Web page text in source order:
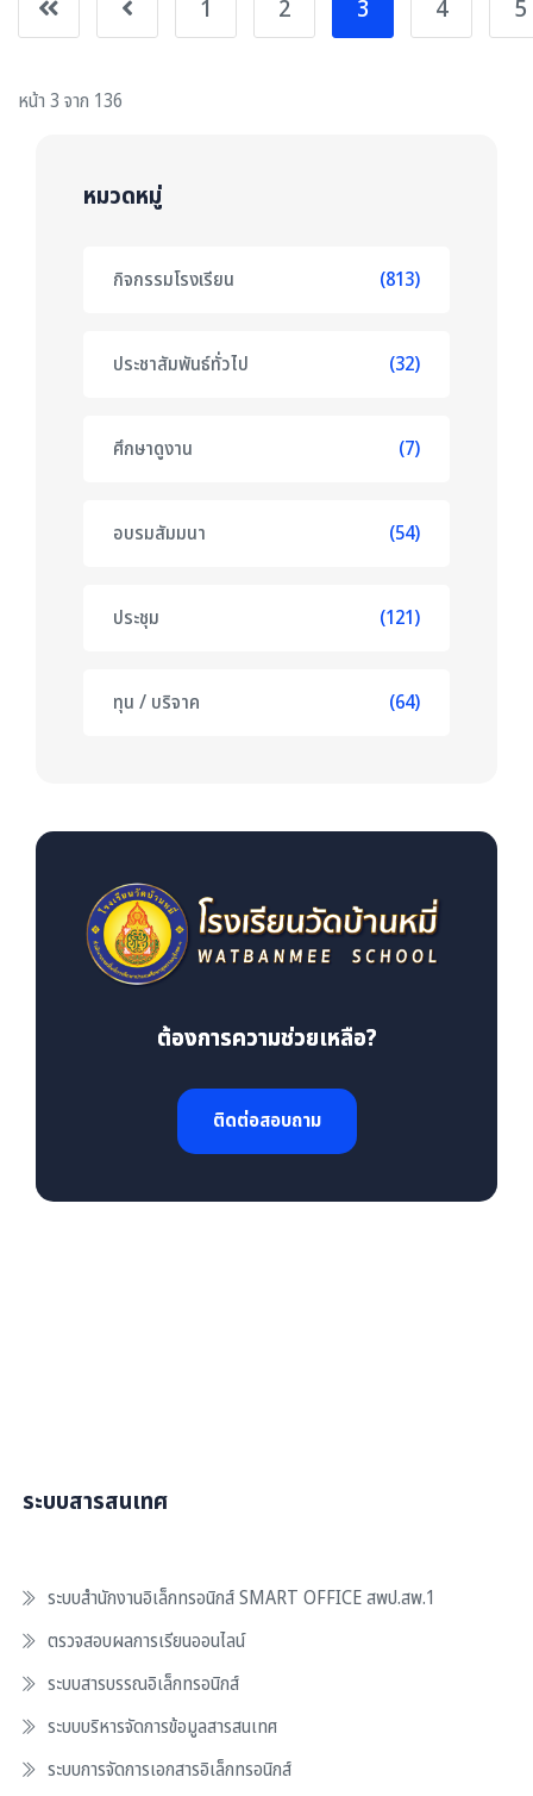
1 2 3 4 5
หน้า 3 จาก 136
หมวดหมู่
กิจกรรมโรงเรียน (813)
ประชาสัมพันธ์ทั่วไป (32)
ศึกษาดูงาน (7)
อบรมสัมมนา (54)
ประชุม (121)
ทุน / บริจาค (64)
ต้องการความช่วยเหลือ?
ติดต่อสอบถาม
ระบบสารสนเทศ
ระบบสำนักงานอิเล็กทรอนิกส์ SMART OFFICE สพป.สพ.1
ตรวจสอบผลการเรียนออนไลน์
ระบบสารบรรณอิเล็กทรอนิกส์
ระบบบริหารจัดการข้อมูลสารสนเทศ
ระบบการจัดการเอกสารอิเล็กทรอนิกส์